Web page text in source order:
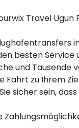
Travel
besten Service
und Tausende
zu Ihrem
sicher sein,